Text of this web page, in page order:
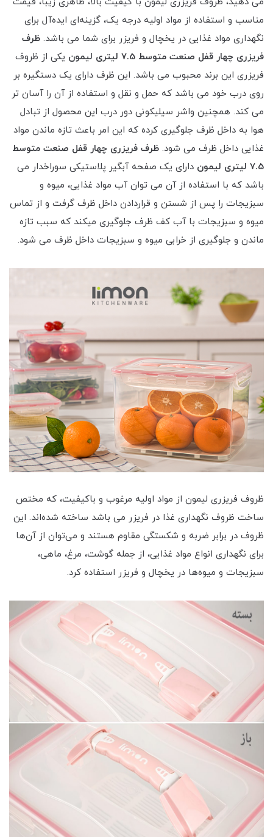
مناسب و استفاده از مواد اولیه درجه یک، گزینه‌ای ایده‌آل برای
نگهداری مواد غذایی در یخچال و فریزر برای شما می باشد. ظرف
فریزری چهار قفل صنعت متوسط 7.5 لیتری لیمون
یکی از ظروف
فریزری این برند محبوب می باشد. این ظرف دارای یک دستگیره بر
روی درب خود می باشد که حمل و نقل و استفاده از آن را آسان تر
می کند. همچنین واشر سیلیکونی دور درب این محصول از تبادل
هوا به داخل ظرف جلوگیری کرده که این امر باعث تازه ماندن مواد
غذایی داخل ظرف می شود. ظرف فریزری چهار قفل صنعت متوسط
7.5 لیتری لیمون
دارای یک صفحه آبگیر پلاستیکی سوراخدار می
باشد که با استفاده از آن می توان آب مواد غذایی، میوه و
سبزیجات را پس از شستن و قراردادن داخل ظرف گرفت و از تماس
میوه و سبزیجات با آب کف ظرف جلوگیری میکند که سبب تازه
ماندن و جلوگیری از خرابی میوه و سبزیجات داخل ظرف می شود.
ظروف فریزری لیمون از مواد اولیه مرغوب و باکیفیت، که مختص
ساخت ظروف نگهداری غذا در فریزر می باشد ساخته شده‌اند. این
ظروف در برابر ضربه و شکستگی مقاوم هستند و می‌توان از آن‌ها
برای نگهداری انواع مواد غذایی، از جمله گوشت، مرغ، ماهی،
سبزیجات و میوه‌ها در یخچال و فریزر استفاده کرد.